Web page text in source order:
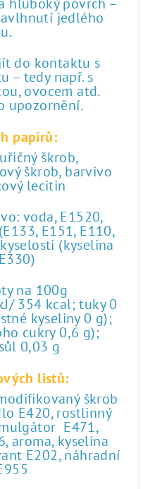
jedlého
do kontaktu s
– tedy např. s
ovocem atd.
upozornění.
papírů:
škrob,
škrob, barvivo
lecitin
voda, E1520,
E151, E110,
(kyselina
na 100g
354 kcal; tuky 0
kyseliny 0 g);
cukry 0,6 g);
0,03 g
listů:
škrob
E420, rostlinný
E471,
aroma, kyselina
E202, náhradní